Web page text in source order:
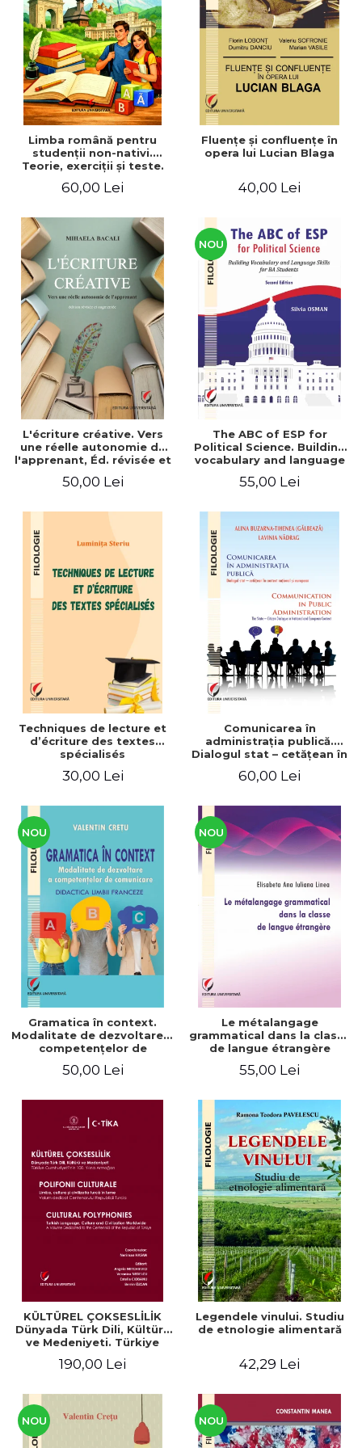
ADMINISTRATIVE
ȘTIINȚE ECONOMICE
ȘTIINȚE EXACTE
EDUCAȚIE FIZICĂ ȘI SPORT
PREUNIVERSITARIA
TIMP LIBER
ÎN CURS DE APARIȚIE
NOUTĂȚI
PACHETE DE STUDIU
ULTIMELE EXEMPLARE
Cum Cumpăr
Livrare
Politica de Retur
Formular de Retur
Distribuitori
Limba română pentru
studenţii non-nativi.
Teorie, exerciţii şi teste.
60,00 Lei
Fluenţe şi confluenţe în
opera lui Lucian Blaga
40,00 Lei
L'écriture créative. Vers
une réelle autonomie de
l'apprenant, Éd. révisée et
50,00 Lei
NOU
The ABC of ESP for
Political Science. Building
vocabulary and language
55,00 Lei
Techniques de lecture et
d’écriture des textes
spécialisés
30,00 Lei
Comunicarea în
administraţia publică.
Dialogul stat – cetăţean în
european / Communication
The state-citizen dialogue
in national and European
context
60,00 Lei
NOU
Gramatica în context.
Modalitate de dezvoltare a
competenţelor de
limbii franceze
50,00 Lei
NOU
Le métalangage
grammatical dans la classe
de langue étrangère
55,00 Lei
KÜLTÜREL ÇOKSESLİLİK
Dünyada Türk Dili, Kültürü
ve Medeniyeti. Türkiye
Armağan/ POLIFONII
și civilizația turcă în lume.
Centenarului
190,00 Lei
Legendele vinului. Studiu
de etnologie alimentară
42,29 Lei
NOU NOU